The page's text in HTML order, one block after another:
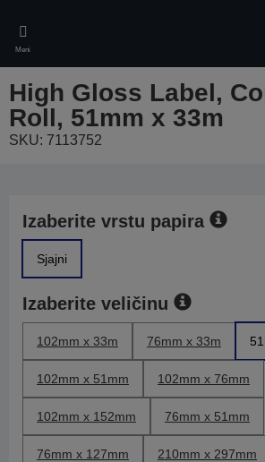
main
content
Meni
High Gloss Label,
Roll, 51mm x 33m
SKU: 7113752
Izaberite vrstu papira
Sjajni
Izaberite veličinu
102mm x 33m 76mm x 33m
102mm x 51mm 102mm x 76mm
102mm x 152mm 76mm x 51mm
76mm x 127mm 210mm x 297mm